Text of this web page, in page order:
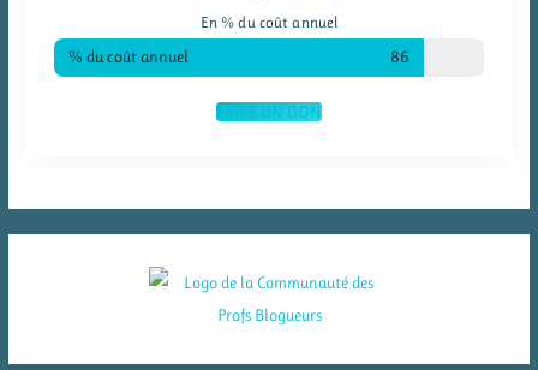
En % du coût annuel
% du coût annuel 86
FAIRE UN DON